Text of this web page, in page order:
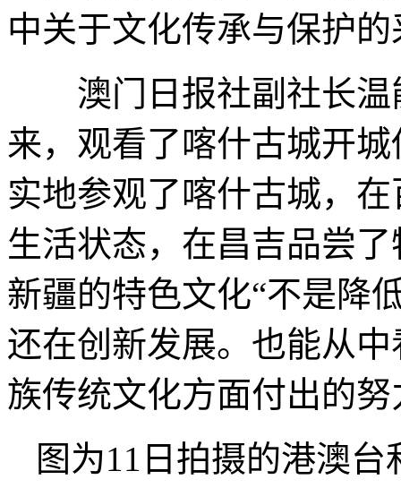
中关于文化传承与保护
澳门日报社副社长温
来，观看了喀什古城开
实地参观了喀什古城，
生活状态，在昌吉品尝
新疆的特色文化“不是降
还在创新发展。也能从
族传统文化方面付出的努
图为11日拍摄的港澳